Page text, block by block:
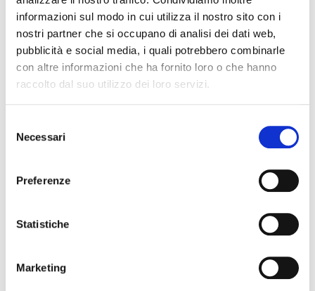
informazioni sul modo in cui utilizza il nostro sito con i
nostri partner che si occupano di analisi dei dati web,
pubblicità e social media, i quali potrebbero combinarle
con altre informazioni che ha fornito loro o che hanno
raccolto dal suo utilizzo dei loro servizi.
delNecessari
Preferenze
Statistiche
Marketing
DELLA PROPORZIONALITÀ
L’ABUSIVA CONCESSIONE DEL CREDITO
June 2026